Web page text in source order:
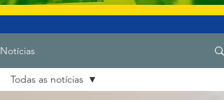
Notícias
Todas as notícias